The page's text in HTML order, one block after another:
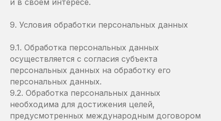
и в своем интересе.
9. Условия обработки персональных данных
9.1. Обработка персональных данных
осуществляется с согласия субъекта
персональных данных на обработку его
персональных данных.
9.2. Обработка персональных данных
необходима для достижения целей,
предусмотренных международным договором